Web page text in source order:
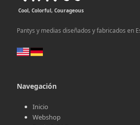
Cool, Colorful, Courageous
Pantys y medias diseñados y fabricados en
Navegación
Inicio
Webshop